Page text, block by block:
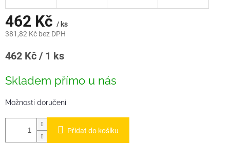
462 Kč / ks
381,82 Kč bez DPH
Měrná
462 Kč / 1 ks
Skladem přímo u nás
Možnosti doručení
Přidat do košíku